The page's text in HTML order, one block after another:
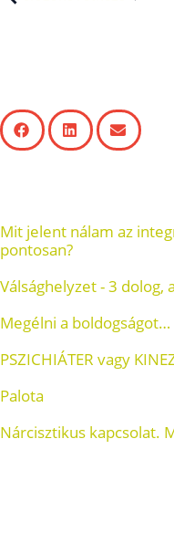
Mit jelent nálam az
pontosan?
Válsághelyzet - 3
Megélni a boldogságot…
PSZICHIÁTER vagy
Palota
Nárcisztikus kapcsolat.